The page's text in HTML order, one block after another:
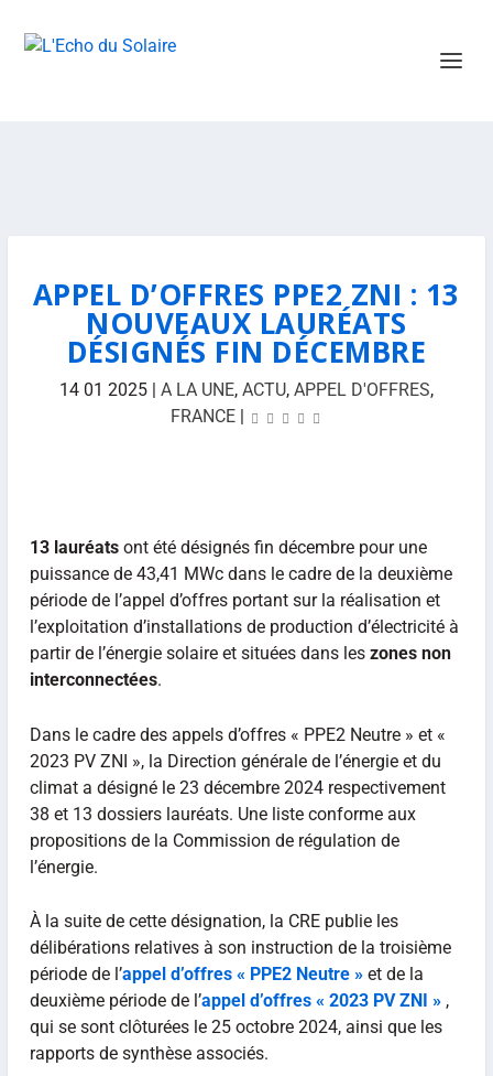
APPEL D’OFFRES PPE2 ZNI : 13
NOUVEAUX LAURÉATS
DÉSIGNÉS FIN DÉCEMBRE
14 01 2025| A LA UNE, ACTU, APPEL D'OFFRES,
FRANCE |
13 lauréatsont été désignés fin décembre pour une
puissance de 43,41 MWc dans le cadre de la deuxième
période de l’appel d’offres portant sur la réalisation et
l’exploitation d’installations de production d’électricité à
partir de l’énergie solaire et situées dans les zones non
interconnectées.
Dans le cadre des appels d’offres « PPE2 Neutre » et «
2023 PV ZNI », la Direction générale de l’énergie et du
climat a désigné le 23 décembre 2024 respectivement
38 et 13 dossiers lauréats. Une liste conforme aux
propositions de la Commission de régulation de
l’énergie.
À la suite de cette désignation, la CRE publie les
délibérations relatives à son instruction de la troisième
période de l’appel d’offres « PPE2 Neutre »et de la
deuxième période de l’appel d’offres « 2023 PV ZNI »,
qui se sont clôturées le 25 octobre 2024, ainsi que les
rapports de synthèse associés.